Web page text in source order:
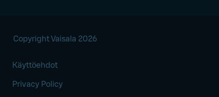
Copyright Vaisala 2026
Käyttöehdot
Privacy Policy